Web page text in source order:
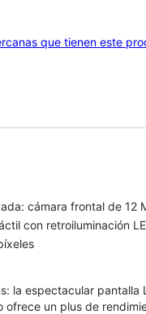
que tienen este
cámara frontal de 12
con retroiluminación
la espectacular
ofrece un plus de